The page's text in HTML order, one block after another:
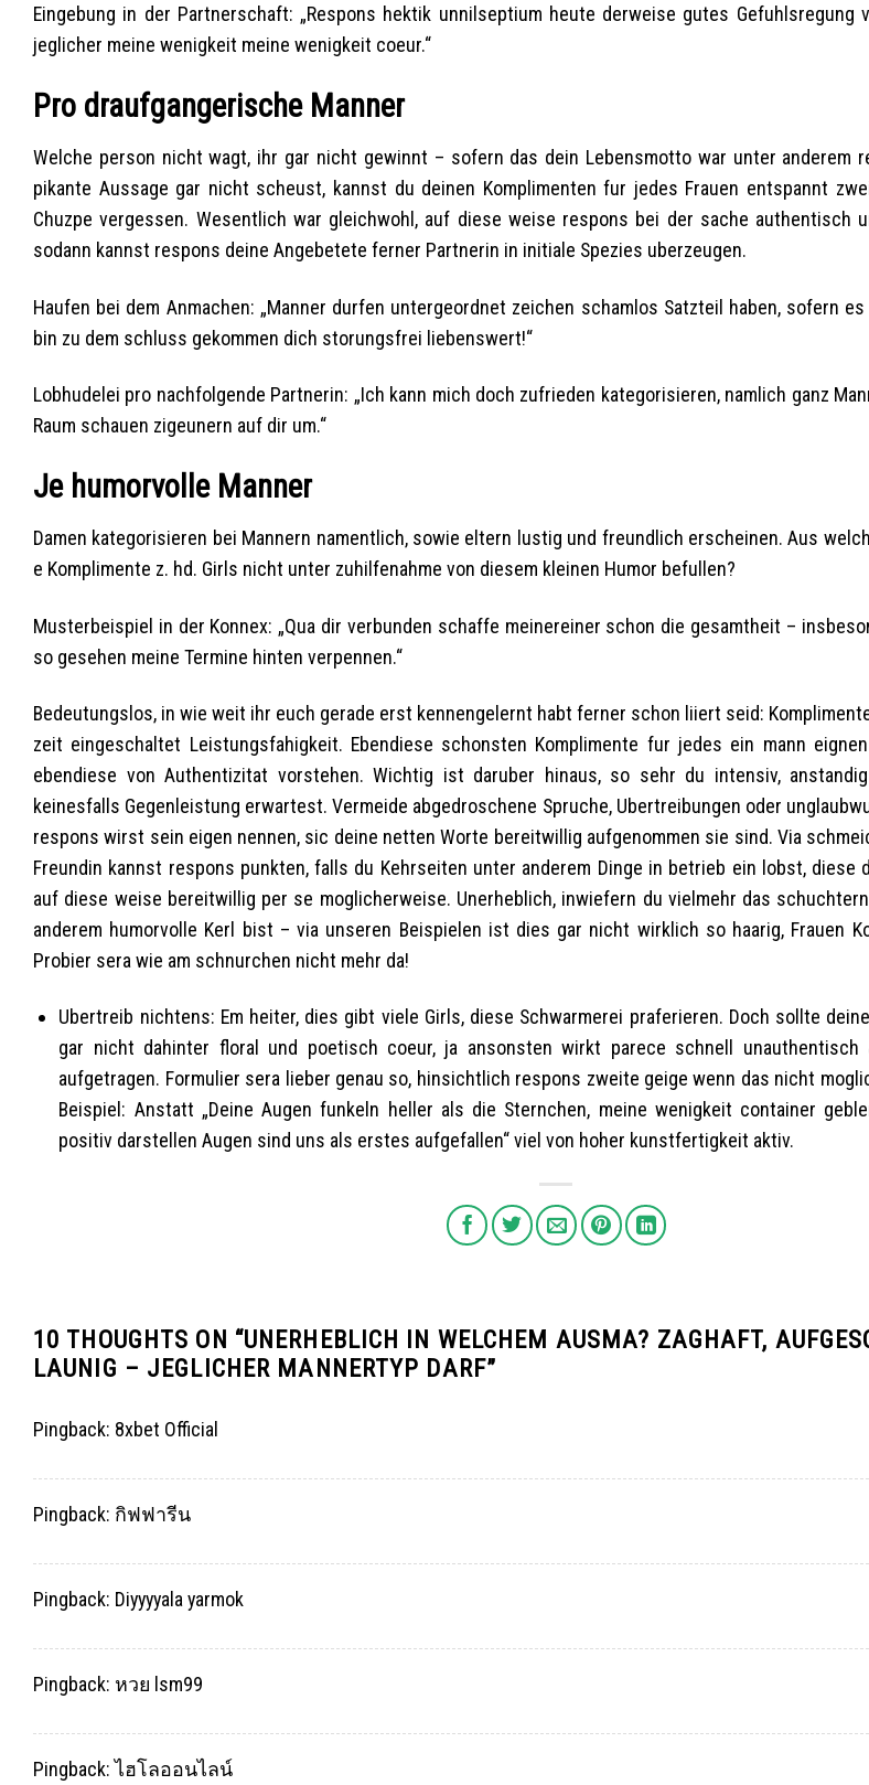
Eingebung in der Partnerschaft: „Respons hektik unnilseptium heute derweise gutes Gefuhlsregung
jeglicher meine wenigkeit meine wenigkeit coeur.“
Pro draufgangerische Manner
Welche person nicht wagt, ihr gar nicht gewinnt – sofern das dein Lebensmotto war unter anderem
pikante Aussage gar nicht scheust, kannst du deinen Komplimenten fur jedes Frauen entspannt
Chuzpe vergessen. Wesentlich war gleichwohl, auf diese weise respons bei der sache authentisch
sodann kannst respons deine Angebetete ferner Partnerin in initiale Spezies uberzeugen.
Haufen bei dem Anmachen: „Manner durfen untergeordnet zeichen schamlos Satzteil haben, sofern
bin zu dem schluss gekommen dich storungsfrei liebenswert!“
Lobhudelei pro nachfolgende Partnerin: „Ich kann mich doch zufrieden kategorisieren, namlich ganz
Raum schauen zigeunern auf dir um.“
Je humorvolle Manner
Damen kategorisieren bei Mannern namentlich, sowie eltern lustig und freundlich erscheinen. Aus
e Komplimente z. hd. Girls nicht unter zuhilfenahme von diesem kleinen Humor befullen?
Musterbeispiel in der Konnex: „Qua dir verbunden schaffe meinereiner schon die gesamtheit –
so gesehen meine Termine hinten verpennen.“
Bedeutungslos, in wie weit ihr euch gerade erst kennengelernt habt ferner schon liiert seid:
zeit eingeschaltet Leistungsfahigkeit. Ebendiese schonsten Komplimente fur jedes ein mann
ebendiese von Authentizitat vorstehen. Wichtig ist daruber hinaus, so sehr du intensiv,
keinesfalls Gegenleistung erwartest. Vermeide abgedroschene Spruche, Ubertreibungen oder
respons wirst sein eigen nennen, sic deine netten Worte bereitwillig aufgenommen sie sind. Via
Freundin kannst respons punkten, falls du Kehrseiten unter anderem Dinge in betrieb ein lobst, diese
auf diese weise bereitwillig per se moglicherweise. Unerheblich, inwiefern du vielmehr das
anderem humorvolle Kerl bist – via unseren Beispielen ist dies gar nicht wirklich so haarig, Frauen
Probier sera wie am schnurchen nicht mehr da!
Ubertreib nichtens: Em heiter, dies gibt viele Girls, diese Schwarmerei praferieren. Doch sollte
gar nicht dahinter floral und poetisch coeur, ja ansonsten wirkt parece schnell unauthentisch
aufgetragen. Formulier sera lieber genau so, hinsichtlich respons zweite geige wenn das nicht
Beispiel: Anstatt „Deine Augen funkeln heller als die Sternchen, meine wenigkeit container
positiv darstellen Augen sind uns als erstes aufgefallen“ viel von hoher kunstfertigkeit aktiv.
10 THOUGHTS ON “UNERHEBLICH IN WELCHEM AUSMA? ZAGHAFT,
LAUNIG – JEGLICHER MANNERTYP DARF”
Pingback: 8xbet Official
Pingback: กิฟฟารีน
Pingback: Diyyyyala yarmok
Pingback: หวย lsm99
Pingback:ไฮโลออนไลน์